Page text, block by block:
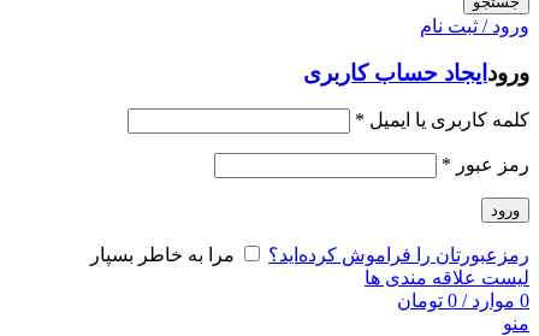
ورود / ثبت نام
ورود ایجاد حساب کاربری
کلمه کاربری یا ایمیل *
رمز عبور *
ورود
رمزعبورتان را فراموش کرده‌اید؟
مرا به خاطر بسپار
لیست علاقه مندی ها
0 موارد /
0 تومان
منو